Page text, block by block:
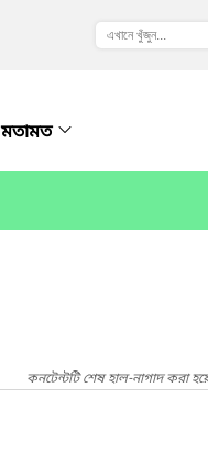
মতামত
কনটেন্টটি শেষ হাল-নাগাদ করা